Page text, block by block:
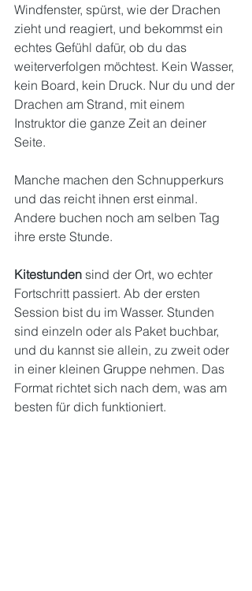
Windfenster, spürst, wie der Drachen
zieht und reagiert, und bekommst ein
echtes Gefühl dafür, ob du das
weiterverfolgen möchtest. Kein Wasser,
kein Board, kein Druck. Nur du und der
Drachen am Strand, mit einem
Instruktor die ganze Zeit an deiner
Seite.
Manche machen den Schnupperkurs
und das reicht ihnen erst einmal.
Andere buchen noch am selben Tag
ihre erste Stunde.
Kitestunden sind der Ort, wo echter
Fortschritt passiert. Ab der ersten
Session bist du im Wasser. Stunden
sind einzeln oder als Paket buchbar,
und du kannst sie allein, zu zweit oder
in einer kleinen Gruppe nehmen. Das
Format richtet sich nach dem, was am
besten für dich funktioniert.